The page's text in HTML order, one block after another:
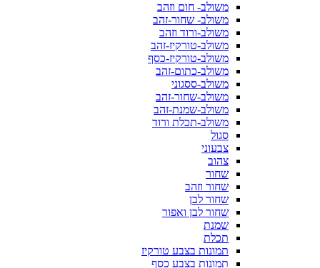
משולב- חום וזהב
משולב- שחור-זהב
משולב-ורוד וזהב
משולב-טורקיז-זהב
משולב-טורקיז-כסף
משולב-כתום-זהב
משולב-ססגוני
משולב-שחור-זהב
משולב-שמנת-זהב
משולב-תכלת ורוד
סגול
צבעוני
צהוב
שחור
שחור וזהב
שחור לבן
שחור לבן ואפור
שמנת
תכלת
תמונות בצבע טורקיז
תמונות בצבע כסף